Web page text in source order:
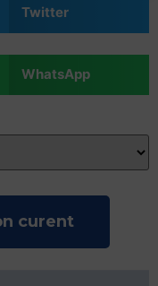
Twitter
WhatsApp
curent